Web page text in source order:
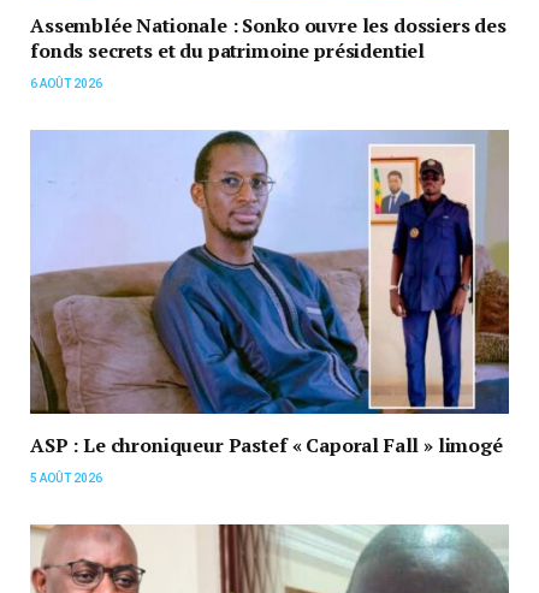
Assemblée Nationale : Sonko ouvre les dossiers des
fonds secrets et du patrimoine présidentiel
6 AOÛT 2026
ASP : Le chroniqueur Pastef « Caporal Fall » limogé
5 AOÛT 2026